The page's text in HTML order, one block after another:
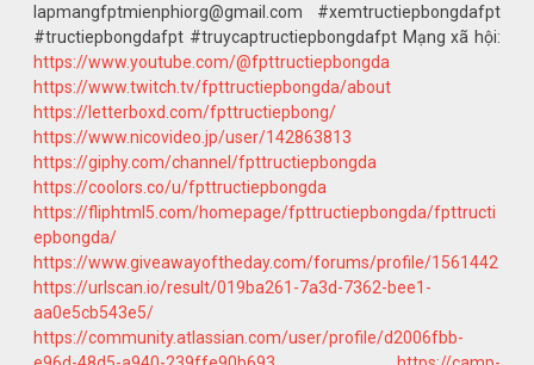
lapmangfptmienphiorg@gmail.com #xemtructiepbongdafpt
#tructiepbongdafpt #truycaptructiepbongdafpt Mạng xã hội:
https://www.youtube.com/@fpttructiepbongda
https://www.twitch.tv/fpttructiepbongda/about
https://letterboxd.com/fpttructiepbong/
https://www.nicovideo.jp/user/142863813
https://giphy.com/channel/fpttructiepbongda
https://coolors.co/u/fpttructiepbongda
https://fliphtml5.com/homepage/fpttructiepbongda/fpttructi
epbongda/
https://www.giveawayoftheday.com/forums/profile/1561442
https://urlscan.io/result/019ba261-7a3d-7362-bee1-
aa0e5cb543e5/
https://community.atlassian.com/user/profile/d2006fbb-